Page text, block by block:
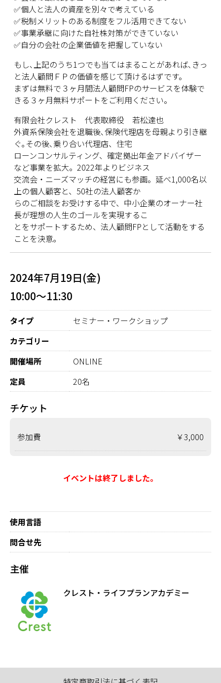
✅個人と法人の資産を別々で考えている
✅税制メリットのある制度をフル活用できてない
✅事業承継に向けた自社株対策ができていない
✅自分の会社の企業価値を把握していない
もし､上記のうち1つでも当てはまることがあれば､きっ
と法人顧問ＦＰの価値を感じて頂けるはずです。
まずは無料で３ヶ月間法人顧問FPのサービスを体験で
きる３ヶ月無料サポートをご利用ください。
有限会社クレスト 代表取締役 若松達也
外資系保険会社を退職後､保険代理店を母親より引き継
ぐ｡その後､乗り合い代理店、住宅
ローンコンサルティング、確定拠出年金アドバイザー
など事業を拡大。2022年よりビジネス
交流会・ニーズマッチの経営にも参画。延べ1,000名以
上の個人顧客と、50社の法人顧客か
らのご相談をお受けする中で、中小企業のオーナー社
⾧が理想の人生のゴールを実現するこ
とをサポートするため、法人顧問FPとして活動をする
ことを決意｡
2024年7月19日(金)
10:00～11:30
タイプ
セミナー・ワークショップ
カテゴリー
開催場所
ONLINE
定員
20名
チケット
参加費 ￥3,000
イベントは終了しました。
使用言語
問合せ先
主催
クレスト・ライフプランアカデミー